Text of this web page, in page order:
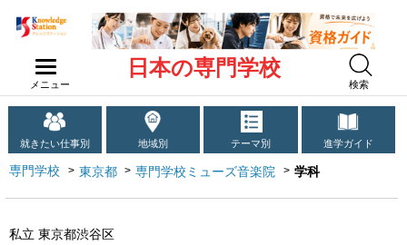
メニュー
日本の専門学校
検索
就きたい仕事別 地域別 テーマ別 進学ガイド
専門学校 東京都 専門学校ミューズ音楽院 学科
私立 東京都渋谷区